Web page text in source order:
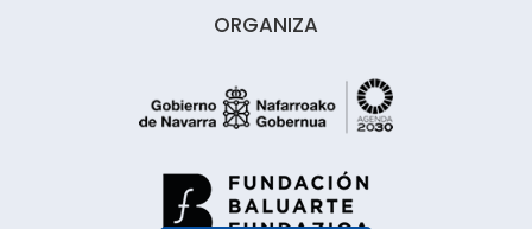
ORGANIZA